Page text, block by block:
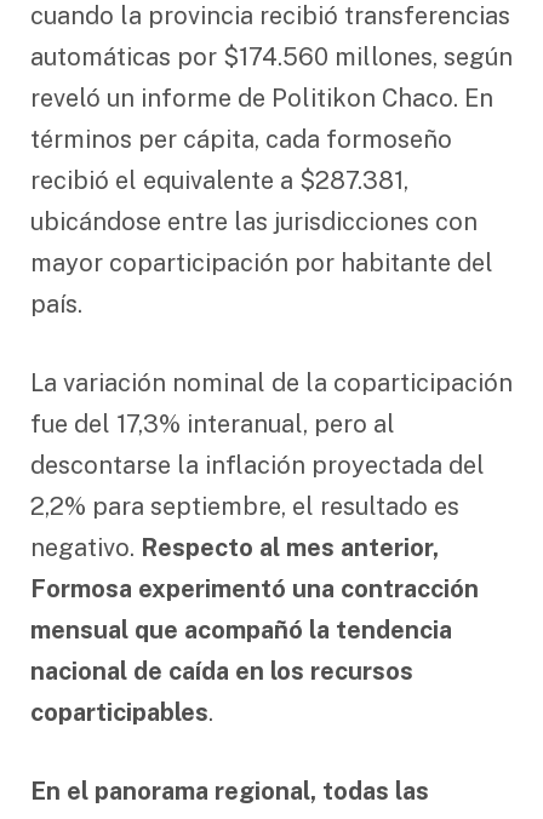
cuando la provincia recibió transferencias
automáticas por $174.560 millones, según
reveló un informe de Politikon Chaco. En
términos per cápita, cada formoseño
recibió el equivalente a $287.381,
ubicándose entre las jurisdicciones con
mayor coparticipación por habitante del
país.
La variación nominal de la coparticipación
fue del 17,3% interanual, pero al
descontarse la inflación proyectada del
2,2% para septiembre, el resultado es
negativo. Respecto al mes anterior,
Formosa experimentó una contracción
mensual que acompañó la tendencia
nacional de caída en los recursos
coparticipables.
En el panorama regional, todas las